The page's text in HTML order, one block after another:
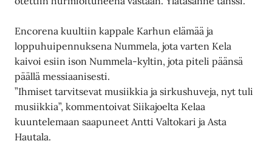
Encorena kuultiin kappale Karhun elämää ja
loppuhuipennuksena Nummela, jota varten Kela
kaivoi esiin ison Nummela-kyltin, jota piteli päänsä
päällä messiaanisesti.
”Ihmiset tarvitsevat musiikkia ja sirkushuveja, nyt tuli
musiikkia”, kommentoivat Siikajoelta Kelaa
kuuntelemaan saapuneet Antti Valtokari ja Asta
Hautala.